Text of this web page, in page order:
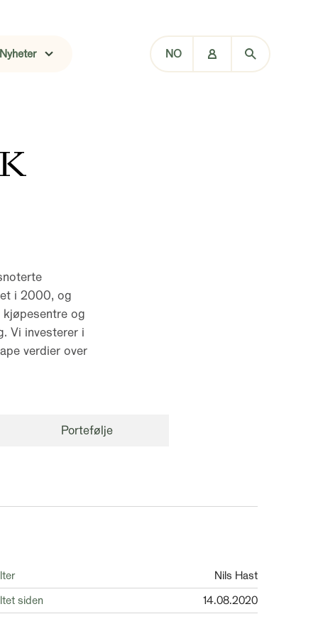
Nyheter NO
i 2000, og
og
Vi investerer i
verdier over
Portefølje
Nils Hast
siden
14.08.2020